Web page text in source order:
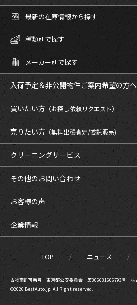
最新の在庫情報から探す
種類別で探す
メーカー別で探す
入荷予定＆非公開物件ご案内希望の方へ
買いたい方 （お探し依頼リクエスト）
売りたい方（無料出張査定/委託販売)
クリーニングサービス
その他のお問い合わせ
お客様の声
企業情報
TOP ニュース
古物商許可番号：東京都公安委員会 第306631606793号 株
©2026 BestAuto.jp. All Right reserved.